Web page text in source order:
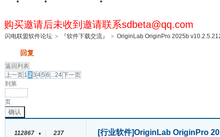
首页 闪电联盟论坛
购买邀请后未收到邀请联系sdbeta@qq.com
闪电联盟软件论坛 > 『软件下载交流』 > OriginLab OriginPro 2025b
回复
返回列表
上一页 1 23 45 6 ...24下一页
到第
页
确认
112867
237
[行业软件]OriginLab OriginPro